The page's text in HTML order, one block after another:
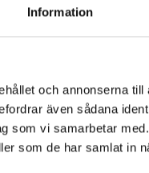
Information
och annonserna
även sådana
som vi samarbetar
som de har samlat in